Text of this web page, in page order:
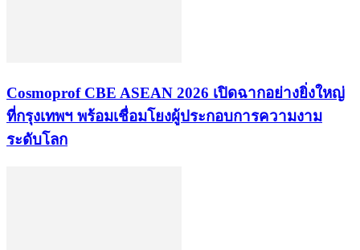
Cosmoprof CBE ASEAN 2026 เปิดฉากอย่างยิ่งใหญ่
ที่กรุงเทพฯ พร้อมเชื่อมโยงผู้ประกอบการความงาม
ระดับโลก